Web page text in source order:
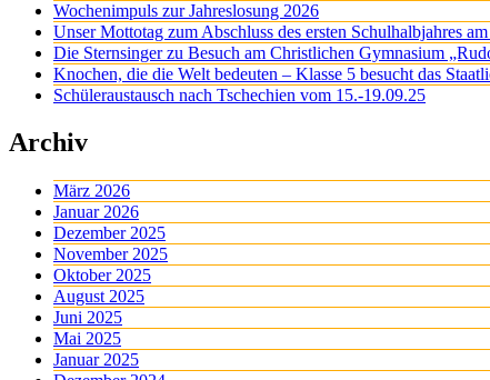
Wochenimpuls zur Jahreslosung 2026
Unser Mottotag zum Abschluss des ersten Schulhalbjahres
Die Sternsinger zu Besuch am Christlichen Gymnasium
Knochen, die die Welt bedeuten – Klasse 5 besucht das
Schüleraustausch nach Tschechien vom 15.-19.09.25
Archiv
März 2026
Januar 2026
Dezember 2025
November 2025
Oktober 2025
August 2025
Juni 2025
Mai 2025
Januar 2025